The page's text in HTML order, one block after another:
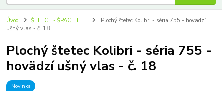
Úvod ŠTETCE - ŠPACHTLE
Plochý štetec Kolibri - séria 755 - hovädzí
ušný vlas - č. 18
Plochý štetec Kolibri - séria 755 -
hovädzí ušný vlas - č. 18
Novinka